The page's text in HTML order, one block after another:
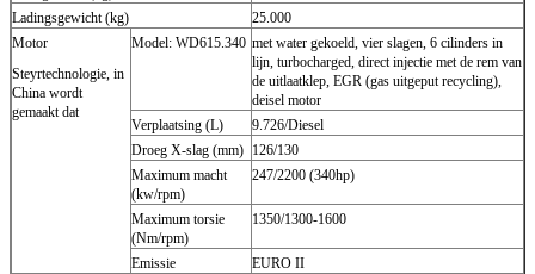
Ladingsgewicht (kg)
25.000
Motor
Steyrtechnologie, in
China wordt
gemaakt dat
Model: WD615.340 met water gekoeld, vier slagen, 6 cilinders in
lijn, turbocharged, direct injectie met de rem van
de uitlaatklep, EGR (gas uitgeput recycling),
deisel motor
Verplaatsing (L)
9.726/Diesel
Droeg X-slag (mm) 126/130
Maximum macht
(kw/rpm)
247/2200 (340hp)
Maximum torsie
(Nm/rpm)
1350/1300-1600
Emissie
EURO II